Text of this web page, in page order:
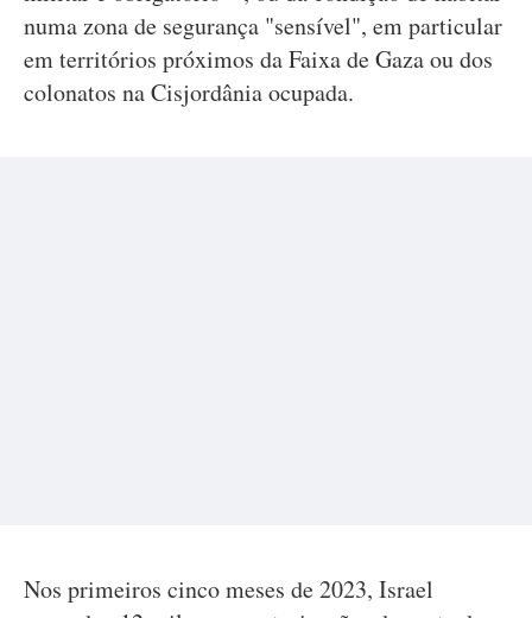
numa zona de segurança "sensível", em particular
em territórios próximos da Faixa de Gaza ou dos
colonatos na Cisjordânia ocupada.
Nos primeiros cinco meses de 2023, Israel